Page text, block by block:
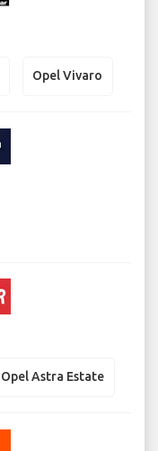
Opel Vivaro
Opel Astra Estate